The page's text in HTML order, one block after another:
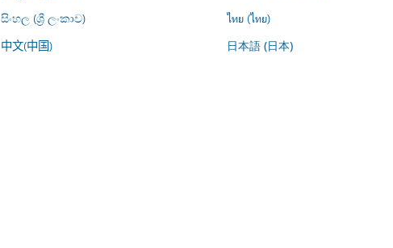
සිංහල (ශ්‍රී ලංකාව)
ไทย (ไทย)
中文(中国) 日本語 (日本)